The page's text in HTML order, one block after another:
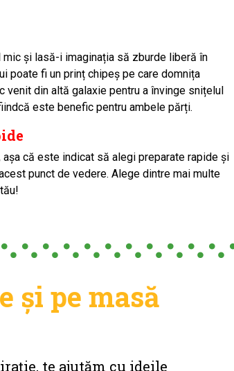
mic și lasă-i imaginația să zburde liberă în
poate fi un prinț chipeș pe care domnița
din altă galaxie pentru a învinge snițelul
este benefic pentru ambele părți.
că este indicat să alegi preparate rapide și
punct de vedere. Alege dintre mai multe
și pe masă
te ajutăm cu ideile